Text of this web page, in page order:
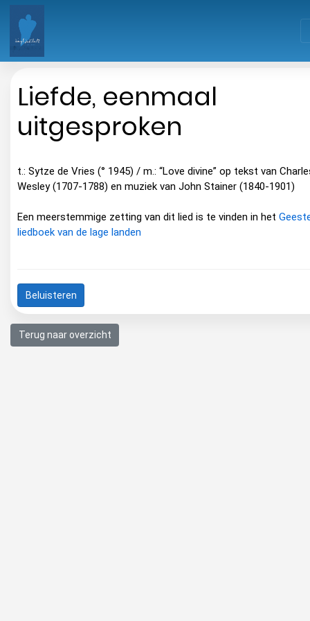
Liefde, eenmaal
uitgesproken
t.: Sytze de Vries (° 1945) / m.: “Love divine” op tekst van
Wesley (1707-1788) en muziek van John Stainer (1840-1901)
Een meerstemmige zetting van dit lied is te vinden in het
liedboek van de lage landen
Beluisteren
Terug naar overzicht